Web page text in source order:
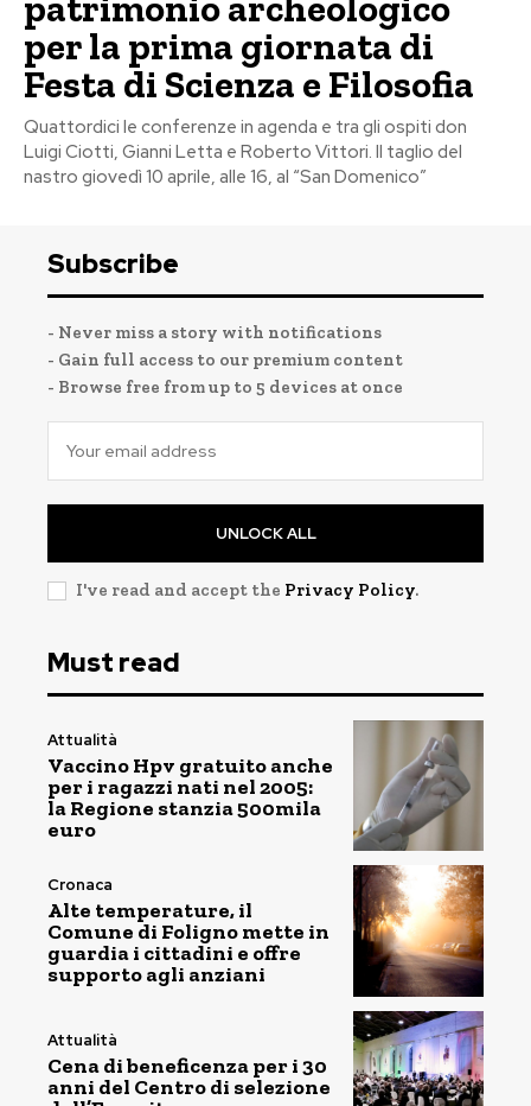
per la prima giornata di
Festa di Scienza e Filosofia
Quattordici le conferenze in agenda e tra gli ospiti don
Luigi Ciotti, Gianni Letta e Roberto Vittori. Il taglio del
nastro giovedì 10 aprile, alle 16, al “San Domenico”
Subscribe
- Never miss a story with notifications
- Gain full access to our premium content
- Browse free from up to 5 devices at once
UNLOCK ALL
I've read and accept the Privacy Policy.
Must read
Attualità
Vaccino Hpv gratuito anche
per i ragazzi nati nel 2005:
la Regione stanzia 500mila
euro
Cronaca
Alte temperature, il
Comune di Foligno mette in
guardia i cittadini e offre
supporto agli anziani
Attualità
Cena di beneficenza per i 30
anni del Centro di selezione